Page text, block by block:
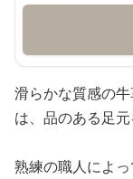
滑らかな質感の
は、品のある足元
熟練の職人によ